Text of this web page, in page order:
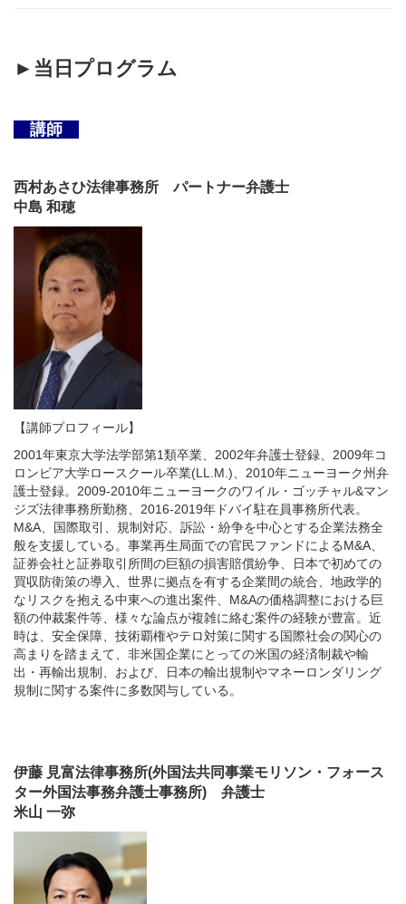
►当日プログラム
講師
西村あさひ法律事務所 パートナー弁護士
中島 和穂
【講師プロフィール】
2001年東京大学法学部第1類卒業、2002年弁護士登録、2009年コ
ロンビア大学ロースクール卒業(LL.M.)、2010年ニューヨーク州弁
護士登録。2009-2010年ニューヨークのワイル・ゴッチャル&マン
ジズ法律事務所勤務、2016-2019年ドバイ駐在員事務所代表。
M&A、国際取引、規制対応、訴訟・紛争を中心とする企業法務全
般を支援している。事業再生局面での官民ファンドによるM&A、
証券会社と証券取引所間の巨額の損害賠償紛争、日本で初めての
買収防衛策の導入、世界に拠点を有する企業間の統合、地政学的
なリスクを抱える中東への進出案件、M&Aの価格調整における巨
額の仲裁案件等、様々な論点が複雑に絡む案件の経験が豊富。近
時は、安全保障、技術覇権やテロ対策に関する国際社会の関心の
高まりを踏まえて、非米国企業にとっての米国の経済制裁や輸
出・再輸出規制、および、日本の輸出規制やマネーロンダリング
規制に関する案件に多数関与している。
伊藤 見富法律事務所(外国法共同事業モリソン・フォース
ター外国法事務弁護士事務所) 弁護士
米山 一弥